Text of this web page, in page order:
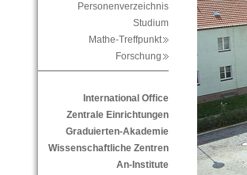
Personenverzeichnis
Studium
Mathe-Treffpunkt
Forschung
International Office
Zentrale Einrichtungen
Graduierten-Akademie
Wissenschaftliche Zentren
An-Institute